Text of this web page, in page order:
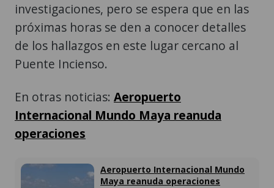
investigaciones, pero se espera que en las
próximas horas se den a conocer detalles
de los hallazgos en este lugar cercano al
Puente Incienso.
En otras noticias: Aeropuerto
Internacional Mundo Maya reanuda
operaciones
Aeropuerto Internacional Mundo
Maya reanuda operaciones